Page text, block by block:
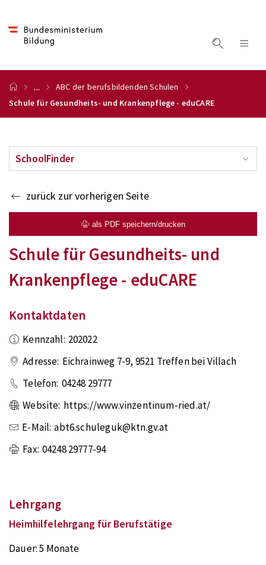
...
ABC der berufsbildenden Schulen
Schule für Gesundheits- und Krankenpflege - eduCARE
SchoolFinder
zurück zur vorherigen Seite
als PDF speichern/drucken
Schule für Gesundheits- und
Krankenpflege - eduCARE
Kontaktdaten
Kennzahl: 202022
Adresse: Eichrainweg 7-9, 9521 Treffen bei Villach
Telefon: 04248 29777
Website: https://www.vinzentinum-ried.at/
E-Mail: abt6.schuleguk@ktn.gv.at
Fax: 04248 29777-94
Lehrgang
Heimhilfelehrgang für Berufstätige
Dauer:5 Monate